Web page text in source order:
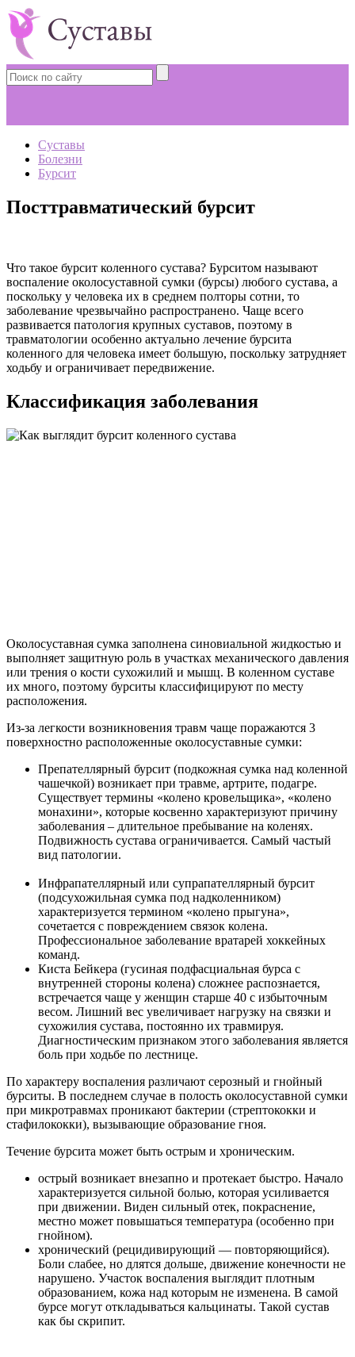
Суставы
Болезни
Бурсит
Посттравматический бурсит
Что такое бурсит коленного сустава? Бурситом называют
воспаление околосуставной сумки (бурсы) любого сустава, а
поскольку у человека их в среднем полторы сотни, то
заболевание чрезвычайно распространено. Чаще всего
развивается патология крупных суставов, поэтому в
травматологии особенно актуально лечение бурсита
коленного для человека имеет большую, поскольку затрудняет
ходьбу и ограничивает передвижение.
Классификация заболевания
Околосуставная сумка заполнена синовиальной жидкостью и
выполняет защитную роль в участках механического давления
или трения о кости сухожилий и мышц. В коленном суставе
их много, поэтому бурситы классифицируют по месту
расположения.
Из-за легкости возникновения травм чаще поражаются 3
поверхностно расположенные околосуставные сумки:
Препателлярный бурсит (подкожная сумка над коленной
чашечкой) возникает при травме, артрите, подагре.
Существует термины «колено кровельщика», «колено
монахини», которые косвенно характеризуют причину
заболевания – длительное пребывание на коленях.
Подвижность сустава ограничивается. Самый частый
вид патологии.
Инфрапателлярный или супрапателлярный бурсит
(подсухожильная сумка под надколенником)
характеризуется термином «колено прыгуна»,
сочетается с повреждением связок колена.
Профессиональное заболевание вратарей хоккейных
команд.
Киста Бейкера (гусиная подфасциальная бурса с
внутренней стороны колена) сложнее распознается,
встречается чаще у женщин старше 40 с избыточным
весом. Лишний вес увеличивает нагрузку на связки и
сухожилия сустава, постоянно их травмируя.
Диагностическим признаком этого заболевания является
боль при ходьбе по лестнице.
По характеру воспаления различают серозный и гнойный
бурситы. В последнем случае в полость околосуставной сумки
при микротравмах проникают бактерии (стрептококки и
стафилококки), вызывающие образование гноя.
Течение бурсита может быть острым и хроническим.
острый возникает внезапно и протекает быстро. Начало
характеризуется сильной болью, которая усиливается
при движении. Виден сильный отек, покраснение,
местно может повышаться температура (особенно при
гнойном).
хронический (рецидивирующий — повторяющийся).
Боли слабее, но длятся дольше, движение конечности не
нарушено. Участок воспаления выглядит плотным
образованием, кожа над которым не изменена. В самой
бурсе могут откладываться кальцинаты. Такой сустав
как бы скрипит.